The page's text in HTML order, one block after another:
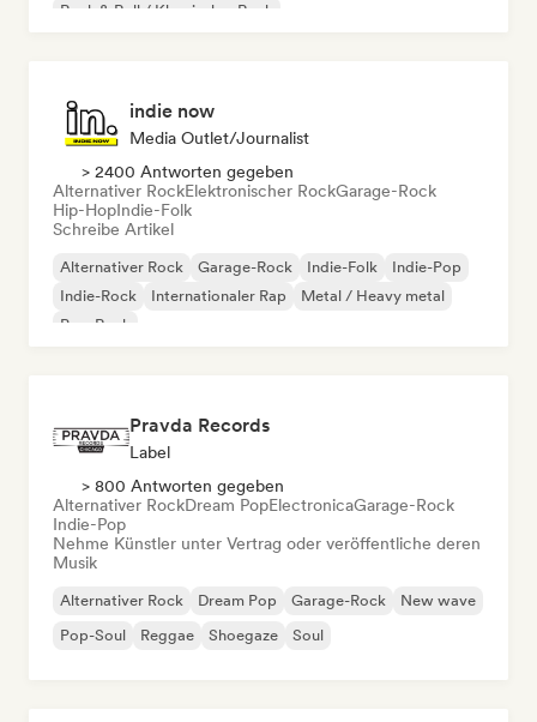
Rock & Roll / Klassischer Rock
indie now
Media Outlet/Journalist
> 2400 Antworten gegeben
Alternativer RockElektronischer RockGarage-Rock
Hip-HopIndie-Folk
Schreibe Artikel
Alternativer Rock Garage-Rock Indie-Folk
Indie-Pop
Indie-Rock
Internationaler Rap
Metal / Heavy metal
Pop-Rock
Pravda Records
Label
> 800 Antworten gegeben
Alternativer RockDream PopElectronicaGarage-Rock
Indie-Pop
Nehme Künstler unter Vertrag oder veröffentliche deren
Musik
Alternativer Rock Dream Pop Garage-Rock
New wave
Pop-Soul
Reggae Shoegaze Soul